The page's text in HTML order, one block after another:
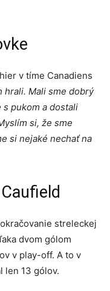
v tíme Canadiens
hrali. Mali sme dobrý
pukom a dostali
si, že sme
si nejaké nechať na
streleckej
dvom gólom
v play-off. A to v
len 13 gólov.